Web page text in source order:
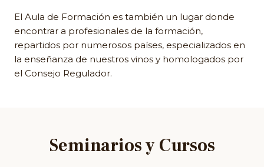
El Aula de Formación es también un lugar donde
encontrar a profesionales de la formación,
repartidos por numerosos países, especializados en
la enseñanza de nuestros vinos y homologados por
el Consejo Regulador.
Seminarios y Cursos